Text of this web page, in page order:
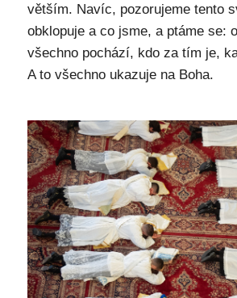
větším. Navíc, pozorujeme tento
obklopuje a co jsme, a ptáme se:
všechno pochází, kdo za tím je,
A to všechno ukazuje na Boha.